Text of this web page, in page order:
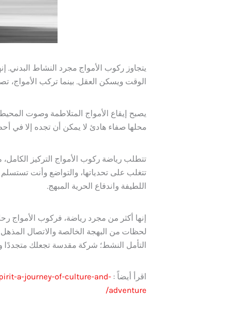
يتجاوز ركوب الأمواج مجرد النشاط
الوقت ويسكن العقل. بينما تركب الأمواج،
يصبح إيقاع الأمواج المتلاطمة وصوت
محلها صفاء هادئ لا يمكن أن تجده إلا في
تتطلب رياضة ركوب الأمواج التركيز
تتغلب على تحدياتها، والتواضع وأنت
اللطيفة واندفاع الحرية المبهج.
إنها أكثر من مجرد رياضة، فركوب الأمواج
لحظات من البهجة الخالصة والاتصال
التأمل النشط؛ شركة مقدسة تجعلك متجددًا
اقرأ أيضاً :a-journey-of-culture-and-
adventure/